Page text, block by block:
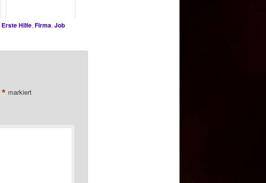
Erste Hilfe, Firma, Job
* markiert